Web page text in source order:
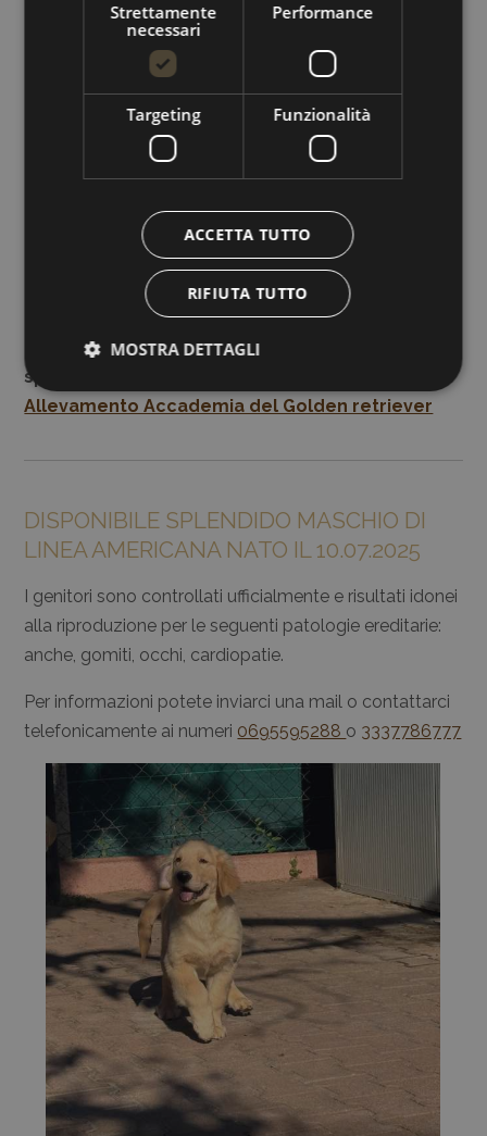
Potete continuare a seguire la crescita di questi
splendidi cuccioli sulla nostra pagina
Allevamento Accademia del Golden retriever
DISPONIBILE SPLENDIDO MASCHIO DI
LINEA AMERICANA NATO IL 10.07.2025
I genitori sono controllati ufficialmente e risultati idonei
alla riproduzione per le seguenti patologie ereditarie:
anche, gomiti, occhi, cardiopatie.
Per informazioni potete inviarci una mail o contattarci
telefonicamente ai numeri 0695595288 o 3337786777
Strettamente
necessari
Performance
Targeting Funzionalità
ACCETTA TUTTO
RIFIUTA TUTTO
MOSTRA DETTAGLI